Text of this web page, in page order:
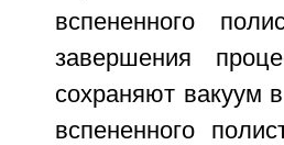
вспененного
завершения
сохраняют вакуум
вспененного